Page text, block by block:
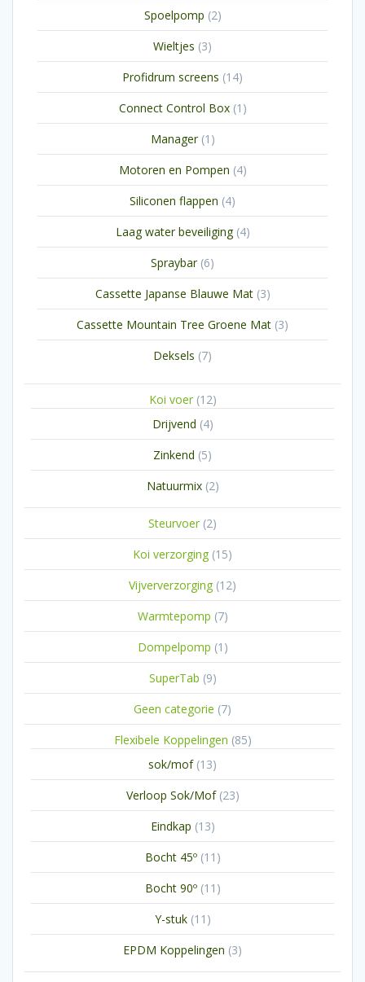
Spoelpomp 22
producten
Wieltjes 33
producten
Profidrum screens 1414
producten
Connect Control Box 1 1
product
Manager 1 1
product
Motoren en Pompen 44
producten
Siliconen flappen 44
producten
Laag water beveiliging 44
producten
Spraybar 66
producten
Cassette Japanse Blauwe Mat 33
producten
Cassette Mountain Tree Groene Mat 33
producten
Deksels 77
Koi voer 1212
Drijvend 44
producten
Zinkend 55
producten
Natuurmix 22
Steurvoer 22
producten
Koi verzorging 1515
producten
Vijververzorging 1212
producten
Warmtepomp 77
producten
Dompelpomp 1 1
product
SuperTab 99
producten
Geen categorie 77
producten
Flexibele Koppelingen 8585
sok/mof 1313
producten
Verloop Sok/Mof 2323
producten
Eindkap 1313
producten
Bocht 45º 11 11
producten
Bocht 90º 11 11
producten
Y-stuk 11 11
producten
EPDM Koppelingen 33